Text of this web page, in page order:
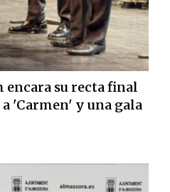
encara su recta final
'Carmen' y una gala